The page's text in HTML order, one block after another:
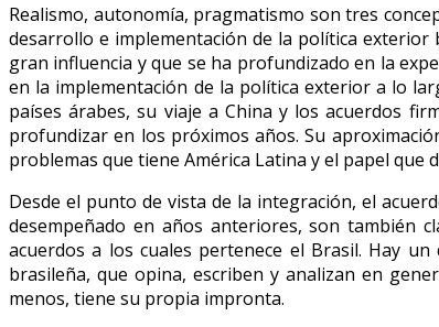
Realismo, autonomía, pragmatismo son tres
desarrollo e implementación de la política
gran influencia y que se ha profundizado en la
en la implementación de la política exterior a lo
países árabes, su viaje a China y los acuerdos
profundizar en los próximos años. Su
problemas que tiene América Latina y el papel que
Desde el punto de vista de la integración, el
desempeñado en años anteriores, son también
acuerdos a los cuales pertenece el Brasil. Hay
brasileña, que opina, escriben y analizan en
menos, tiene su propia impronta.